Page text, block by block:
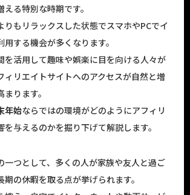
る特別な時期です。
りもリラックスした状態でスマホやPCでイ
する機会が多くなります。
を活用して趣味や娯楽に目を向ける人々が
ィリエイトサイトへのアクセスが自然と増
ります。
年始ならではの環境がどのようにアフィリ
与えるのかを掘り下げて解説します。
一つとして、多くの人が家族や友人と過ご
の休暇を取る点が挙げられます。